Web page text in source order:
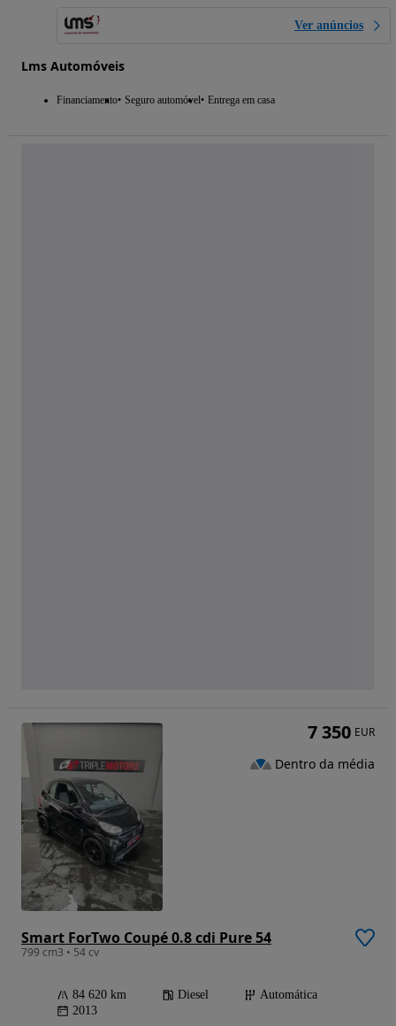
Ver anúncios
Lms Automóveis
Financiamento Seguro automóvel Entrega em casa
Smart ForTwo Coupé 0.8 cdi Pure 54
799 cm3 • 54 cv
84 620 km Diesel
Automática
2013
7 350 EUR
Dentro da média